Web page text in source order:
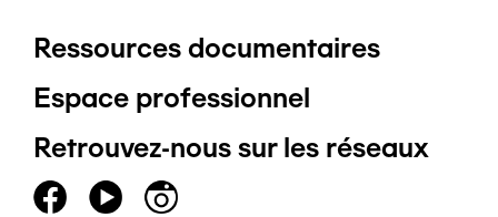
Pied
de
page
Ressources documentaires
Espace professionnel
Retrouvez-nous sur les réseaux